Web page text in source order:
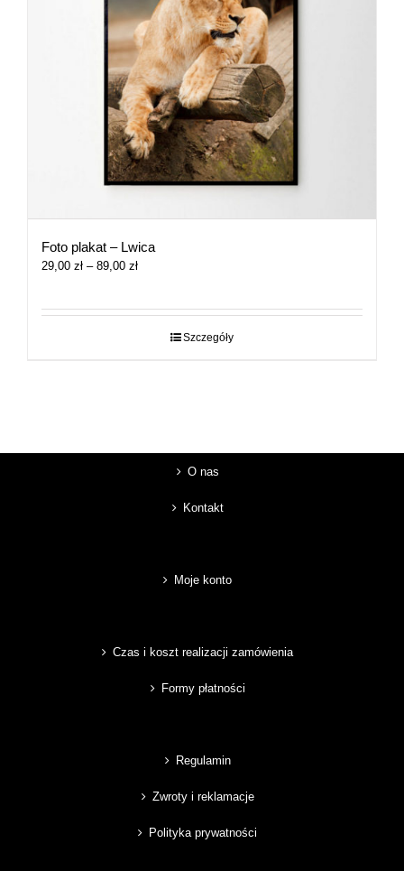
Foto plakat – Lwica
29,00 zł – 89,00 złZakres
29,00 zł
Szczegóły
O nas
Kontakt
Moje konto
Czas i koszt realizacji zamówienia
Formy płatności
Regulamin
Zwroty i reklamacje
Polityka prywatności